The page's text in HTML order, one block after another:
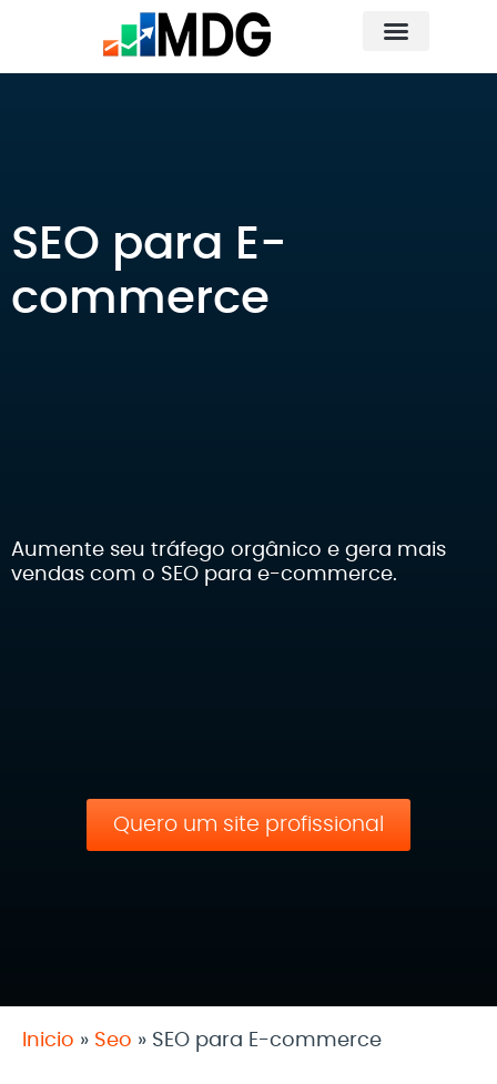
SEO para E-
commerce
Aumente seu tráfego orgânico e gera mais
vendas com o SEO para e-commerce.
Quero um site profissional
Inicio » Seo » SEO para E-commerce